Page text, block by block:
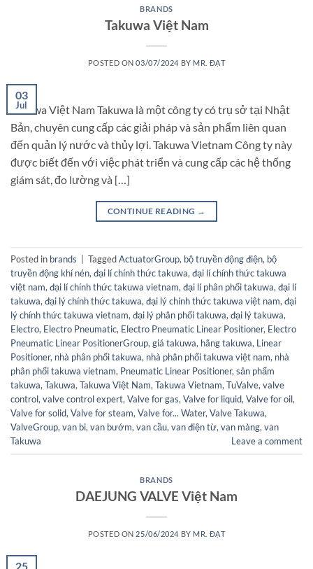
BRANDS
Takuwa Việt Nam
POSTED ON03/07/2024 BY MR. ĐẠT
03
Jul
Takuwa Việt Nam Takuwa là một công ty có trụ sở tại Nhật
Bản, chuyên cung cấp các giải pháp và sản phẩm liên quan
đến quản lý nước và thủy lợi. Takuwa Vietnam Công ty này
được biết đến với việc phát triển và cung cấp các hệ thống
giám sát, đo lường và […]
CONTINUE READING →
Posted in brands TaggedActuatorGroup, bộ truyền động điện, bộ
truyền động khí nén,đại lí chính thức takuwa,đại lí chính thức takuwa
việt nam,đại lí chính thức takuwa vietnam,đại lí phân phối takuwa,đại lí
takuwa,đại lý chính thức takuwa,đại lý chính thức takuwa việt nam,đại
lý chính thức takuwa vietnam,đại lý phân phối takuwa,đại lý takuwa,
Electro, Electro Pneumatic, Electro Pneumatic Linear Positioner, Electro
Pneumatic Linear PositionerGroup,giá takuwa, hãng takuwa, Linear
Positioner, nhà phân phối takuwa, nhà phân phối takuwa việt nam, nhà
phân phối takuwa vietnam, Pneumatic Linear Positioner,sản phẩm
takuwa,Takuwa,Takuwa Việt Nam,Takuwa Vietnam,TuValve,valve
control,valve control expert,Valve for gas,Valve for liquid,Valve for oil,
Valve for solid,Valve for steam,Valve for... Water,Valve Takuwa,
ValveGroup,van bi,van bướm,van cầu,van điện từ,van màng,van
Takuwa
Leave a comment
BRANDS
DAEJUNG VALVE Việt Nam
POSTED ON 25/06/2024 BY MR. ĐẠT
25